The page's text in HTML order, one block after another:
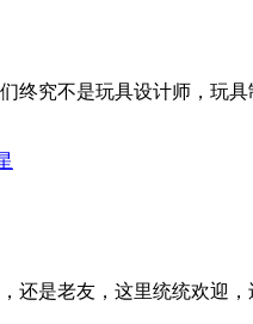
终究不是玩具设计师，玩
还是老友，这里统统欢迎